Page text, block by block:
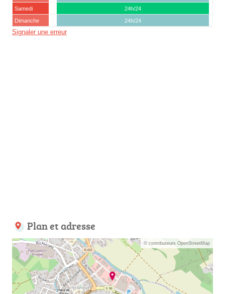
Samedi
24h/24
Dimanche
24h/24
Signaler une erreur
Plan et adresse
© contributeurs OpenStreetMap